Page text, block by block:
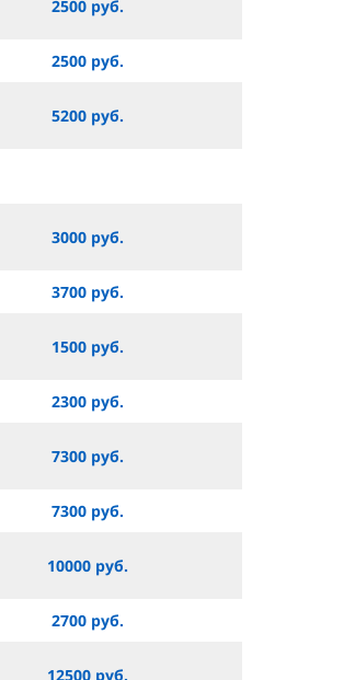
2500 руб.
2500 руб.
5200 руб.
3000 руб.
3700 руб.
1500 руб.
2300 руб.
7300 руб.
7300 руб.
10000 руб.
2700 руб.
12500 руб.